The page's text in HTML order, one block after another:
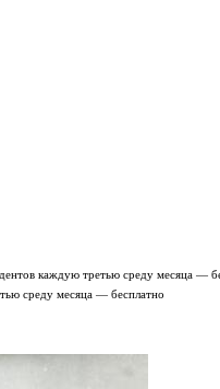
каждую третью среду месяца —
среду месяца — бесплатно